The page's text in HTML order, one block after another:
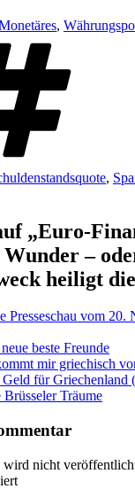
,
,
„Euro-
–
heiligt
Presseschau vom 20.
beste Freunde
mir griechisch
für Griechenland
Brüsseler Träume
nicht